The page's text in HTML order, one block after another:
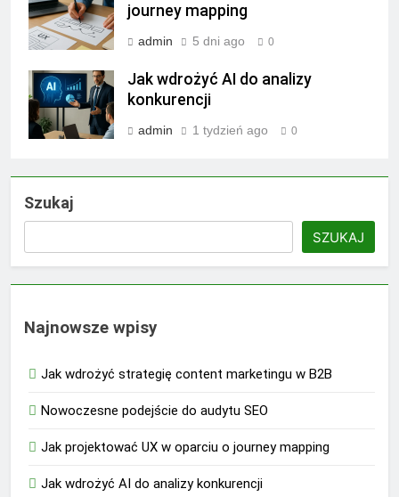
journey mapping
admin 5 dni ago 0
Jak wdrożyć AI do analizy
konkurencji
admin 1 tydzień ago 0
Szukaj
SZUKAJ
Najnowsze wpisy
Jak wdrożyć strategię content marketingu w B2B
Nowoczesne podejście do audytu SEO
Jak projektować UX w oparciu o journey mapping
Jak wdrożyć AI do analizy konkurencji